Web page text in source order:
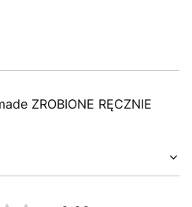
ZROBIONE RĘCZNIE